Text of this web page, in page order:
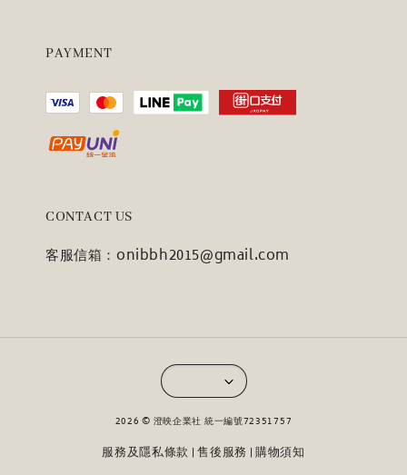
PAYMENT
CONTACT US
客服信箱：onibbh2015@gmail.com
2026 © 澄映企業社 統一編號72351757
服務及隱私條款 |售後服務 |購物須知